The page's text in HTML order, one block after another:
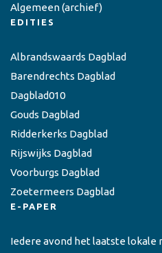
Algemeen(archief)
EDITIES
Albrandswaards Dagblad
Barendrechts Dagblad
Dagblad010
Gouds Dagblad
Ridderkerks Dagblad
Rijswijks Dagblad
Voorburgs Dagblad
Zoetermeers Dagblad
E-PAPER
Iedere avond het laatste lokale